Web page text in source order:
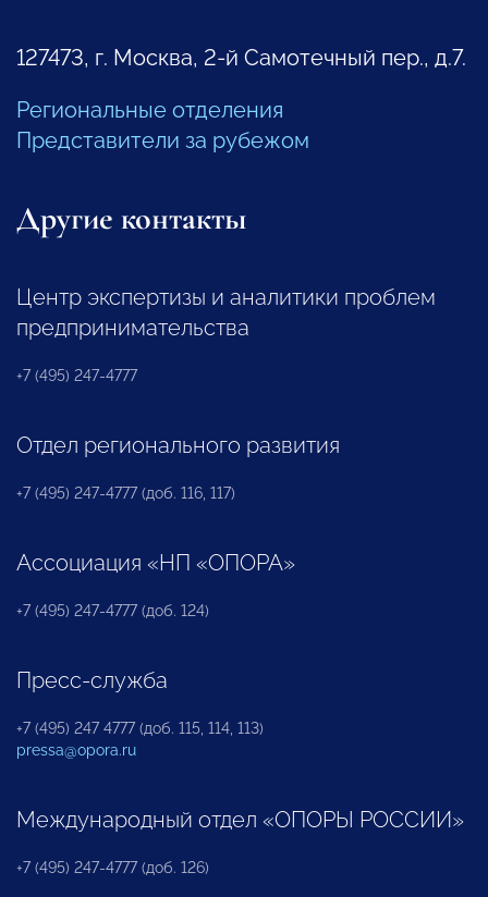
127473, г. Москва, 2-й Самотечный пер., д.7.
Региональные отделения
Представители за рубежом
Другие контакты
Центр экспертизы и аналитики проблем
предпринимательства
+7 (495) 247-4777
Отдел регионального развития
+7 (495) 247-4777 (доб. 116, 117)
Ассоциация «НП «ОПОРА»
+7 (495) 247-4777 (доб. 124)
Пресс-служба
+7 (495) 247 4777 (доб. 115, 114, 113)
pressa@opora.ru
Международный отдел «ОПОРЫ РОССИИ»
+7 (495) 247-4777 (доб. 126)